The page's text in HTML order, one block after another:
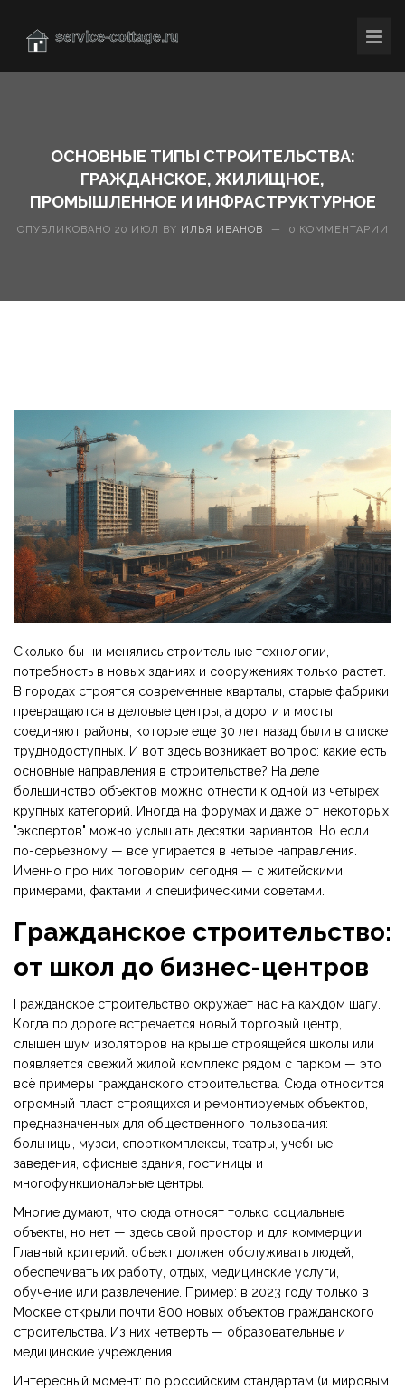
ОСНОВНЫЕ ТИПЫ СТРОИТЕЛЬСТВА:
ГРАЖДАНСКОЕ, ЖИЛИЩНОЕ,
ПРОМЫШЛЕННОЕ И ИНФРАСТРУКТУРНОЕ
ОПУБЛИКОВАНО 20 ИЮЛ BY ИЛЬЯ ИВАНОВ — 0 КОММЕНТАРИИ
Сколько бы ни менялись строительные технологии,
потребность в новых зданиях и сооружениях только растет.
В городах строятся современные кварталы, старые фабрики
превращаются в деловые центры, а дороги и мосты
соединяют районы, которые еще 30 лет назад были в списке
труднодоступных. И вот здесь возникает вопрос: какие есть
основные направления в строительстве? На деле
большинство объектов можно отнести к одной из четырех
крупных категорий. Иногда на форумах и даже от некоторых
"экспертов" можно услышать десятки вариантов. Но если
по-серьезному — все упирается в четыре направления.
Именно про них поговорим сегодня — с житейскими
примерами, фактами и специфическими советами.
Гражданское строительство:
от школ до бизнес-центров
Гражданское строительство окружает нас на каждом шагу.
Когда по дороге встречается новый торговый центр,
слышен шум изоляторов на крыше строящейся школы или
появляется свежий жилой комплекс рядом с парком — это
всё примеры гражданского строительства. Сюда относится
огромный пласт строящихся и ремонтируемых объектов,
предназначенных для общественного пользования:
больницы, музеи, спорткомплексы, театры, учебные
заведения, офисные здания, гостиницы и
многофункциональные центры.
Многие думают, что сюда относят только социальные
объекты, но нет — здесь свой простор и для коммерции.
Главный критерий: объект должен обслуживать людей,
обеспечивать их работу, отдых, медицинские услуги,
обучение или развлечение. Пример: в 2023 году только в
Москве открыли почти 800 новых объектов гражданского
строительства. Из них четверть — образовательные и
медицинские учреждения.
Интересный момент: по российским стандартам (и мировым